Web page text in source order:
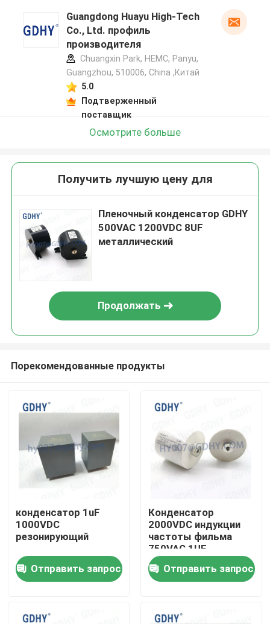
Дом
Продукты
О нас
Guangdong Huayu High-Tech
Co., Ltd. профиль
производителя
Chuangxin Park, HEMC, Panyu,
Guangzhou, 510006, China ,Китай
5.0
Подтверженный
поставщик
Осмотрите больше
Получить лучшую цену для
Пленочный конденсатор GDHY
500VAC 1200VDC 8UF
металлический
Продолжать
Порекомендованные продукты
конденсатор 1uF
1000VDC
резонирующий
Отправить запрос
Конденсатор
2000VDC индукции
частоты фильма
750VAC 1UF
резонирующий
Отправить запрос